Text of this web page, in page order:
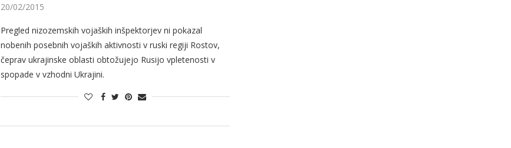
20/02/2015
Pregled nizozemskih vojaških inšpektorjev ni pokazal
nobenih posebnih vojaških aktivnosti v ruski regiji Rostov,
čeprav ukrajinske oblasti obtožujejo Rusijo vpletenosti v
spopade v vzhodni Ukrajini.